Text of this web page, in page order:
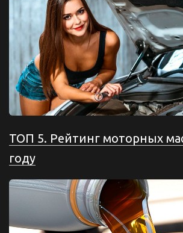
ТОП 5. Рейтинг моторных
году